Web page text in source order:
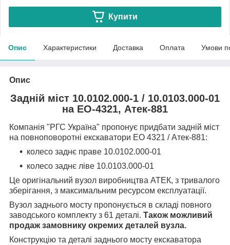
Купити
Опис Характеристики Доставка Оплата Умови
Опис
Задній міст 10.0102.000-1 / 10.0103.000-01
на ЕО-4321, Атек-881
Компанія "РГС Україна" пропонує придбати задній міст
на повноповоротні екскаватори ЕО 4321 / Атек-881:
колесо заднє праве 10.0102.000-01
колесо заднє ліве 10.0103.000-01
Це оригінальний вузол виробництва АТЕК, з тривалого
зберігання, з максимальним ресурсом експлуатації.
Вузол заднього мосту пропонується в складі повного
заводського комплекту з 61 деталі. Також можливий
продаж замовнику окремих деталей вузла.
Конструкцію та деталі заднього мосту екскаватора